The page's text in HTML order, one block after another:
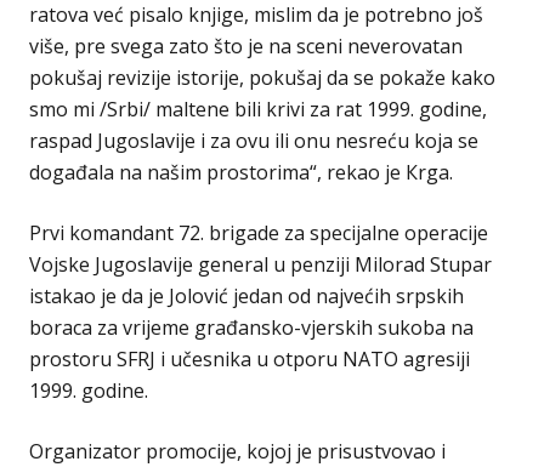
ratova već pisalo knjige, mislim da je potrebno još
više, pre svega zato što je na sceni neverovatan
pokušaj revizije istorije, pokušaj da se pokaže kako
smo mi /Srbi/ maltene bili krivi za rat 1999. godine,
raspad Jugoslavije i za ovu ili onu nesreću koja se
događala na našim prostorima“, rekao je Кrga.
Prvi komandant 72. brigade za specijalne operacije
Vojske Jugoslavije general u penziji Milorad Stupar
istakao je da je Jolović jedan od najvećih srpskih
boraca za vrijeme građansko-vjerskih sukoba na
prostoru SFRJ i učesnika u otporu NATO agresiji
1999. godine.
Organizator promocije, kojoj je prisustvovao i